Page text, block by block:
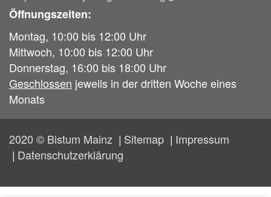
Öffnungszeiten:
Montag, 10:00 bis 12:00 Uhr
Mittwoch, 10:00 bis 12:00 Uhr
Donnerstag, 16:00 bis 18:00 Uhr
Geschlossen jeweils in der dritten Woche eines
Monats
2020 © Bistum Mainz Sitemap
Impressum
Datenschutzerklärung